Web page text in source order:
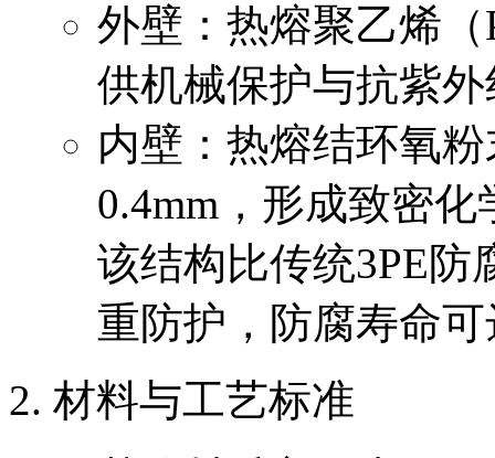
外壁：热熔聚乙烯（
供机械保护与抗紫
内壁：热熔结环氧
0.4mm，形成致密
该结构比传统3PE防
重防护，防腐寿命
材料与工艺标准